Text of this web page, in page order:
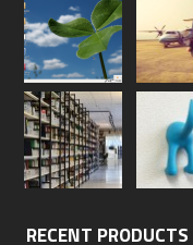
RECENT PRODUCTS